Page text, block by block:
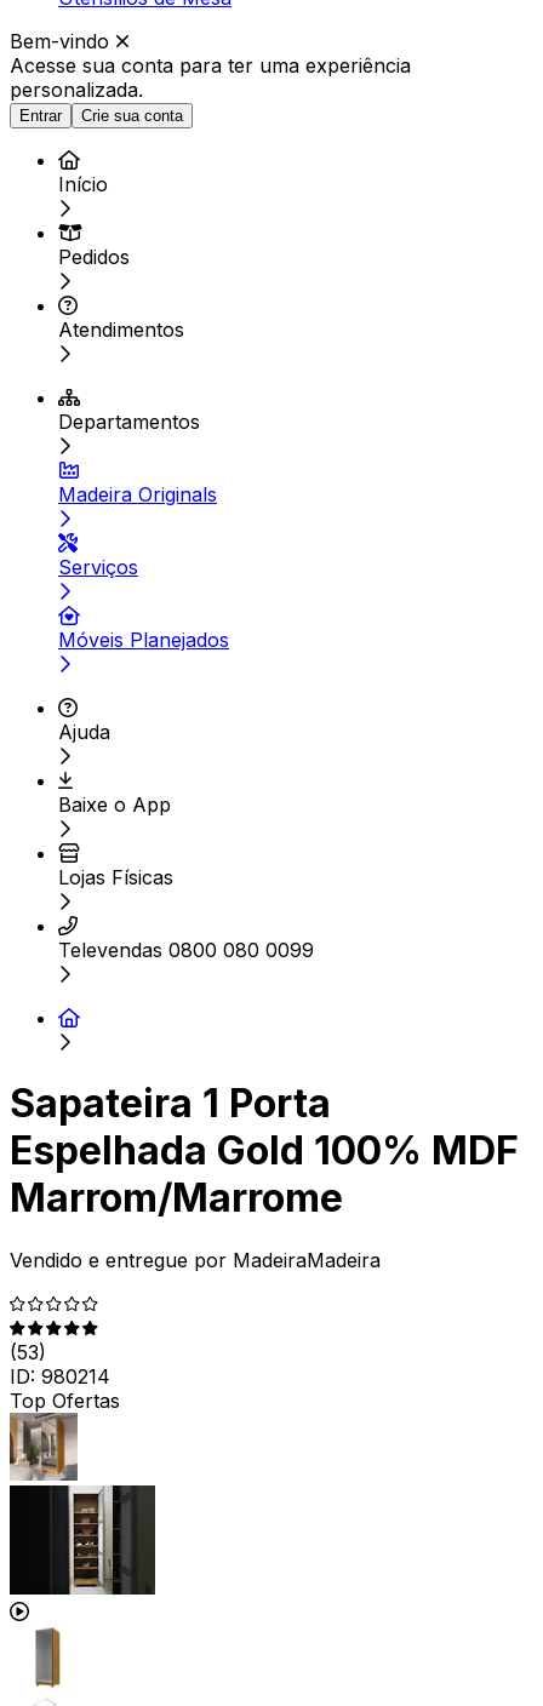
Bem-vindo
Acesse sua conta para ter uma experiência
personalizada.
Entrar Crie sua conta
Início
Pedidos
Atendimentos
Departamentos
Madeira Originals
Serviços
Móveis Planejados
Ajuda
Baixe o App
Lojas Físicas
Televendas 0800 080 0099
Sapateira 1 Porta
Espelhada Gold 100% MDF
Marrom/Marrome
Vendido e entregue por MadeiraMadeira
(53)
ID: 980214
Top Ofertas